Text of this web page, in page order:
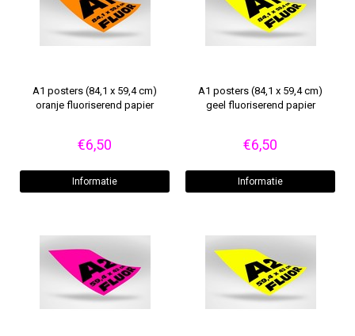
A1 posters (84,1 x 59,4 cm)
oranje fluoriserend papier
€6,50
Informatie
A1 posters (84,1 x 59,4 cm)
geel fluoriserend papier
€6,50
Informatie